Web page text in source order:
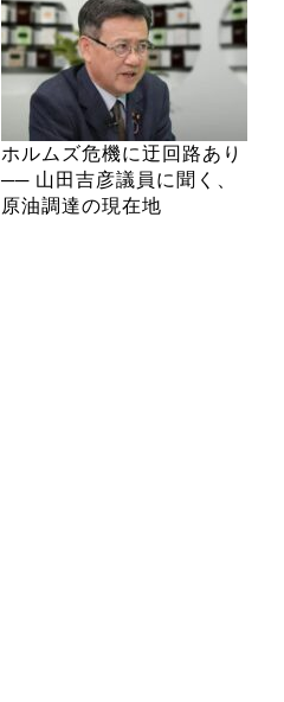
ホルムズ危機に迂回路あり
── 山田吉彦議員に聞く、
原油調達の現在地